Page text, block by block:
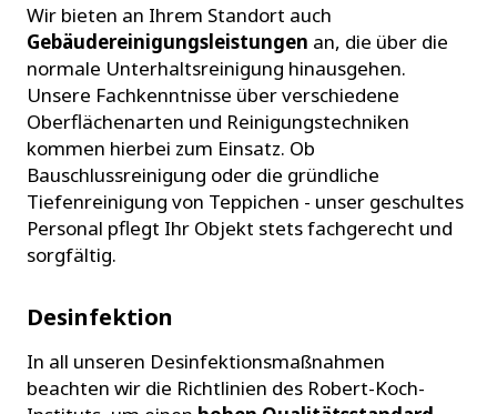
Wir bieten an Ihrem Standort auch
Gebäudereinigungsleistungen an, die über die
normale Unterhaltsreinigung hinausgehen.
Unsere Fachkenntnisse über verschiedene
Oberflächenarten und Reinigungstechniken
kommen hierbei zum Einsatz. Ob
Bauschlussreinigung oder die gründliche
Tiefenreinigung von Teppichen - unser geschultes
Personal pflegt Ihr Objekt stets fachgerecht und
sorgfältig.
Desinfektion
In all unseren Desinfektionsmaßnahmen
beachten wir die Richtlinien des Robert-Koch-